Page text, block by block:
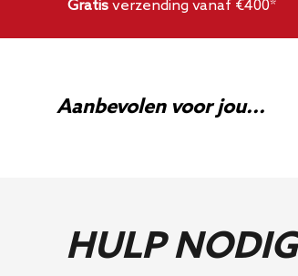
Ja, de benodigde
Gratis verzending vanaf €400*
Aanbevolen voor jou...
HULP